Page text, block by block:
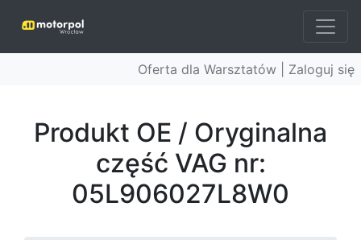
Oferta dla Warsztatów | Zaloguj się
Produkt OE / Oryginalna
część VAG nr:
05L906027L8W0